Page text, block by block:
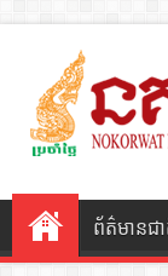
ព័ត៌មានជ